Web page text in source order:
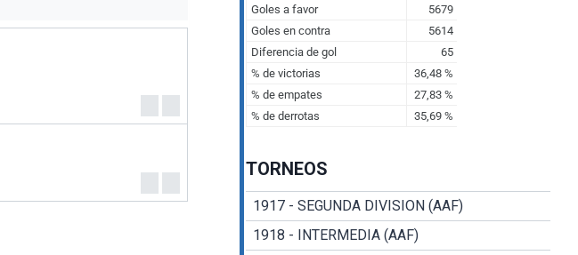
TORNEOS
1917 - SEGUNDA DIVISION (AAF)
1918 - INTERMEDIA (AAF)